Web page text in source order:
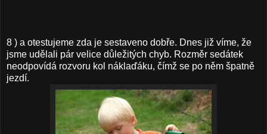
8 ) a otestujeme zda je sestaveno dobře. Dnes již víme, že
jsme udělali pár velice důležitých chyb. Rozměr sedátek
neodpovídá rozvoru kol náklaďáku, čímž se po něm špatně
jezdí.